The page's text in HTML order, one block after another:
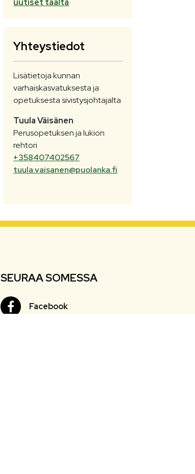
uutiset täältä
Yhteystiedot
Lisätietoja kunnan
varhaiskasvatuksesta ja
opetuksesta sivistysjohtajalta
TuulaVäisänen
Perusopetuksen ja lukion
rehtori
+358407402567
tuula.vaisanen@puolanka.fi
SEURAA SOMESSA
FacebookFacebook